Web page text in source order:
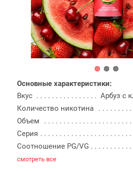
Основные характеристики:
Вкус
Арбуз с
Количество никотина
Объем
Серия
Соотношение PG/VG
смотреть все